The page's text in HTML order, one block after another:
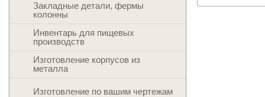
Закладные детали, фермы
колонны
Инвентарь для пищевых
производств
Изготовление корпусов из
металла
Изготовление по вашим чертежам